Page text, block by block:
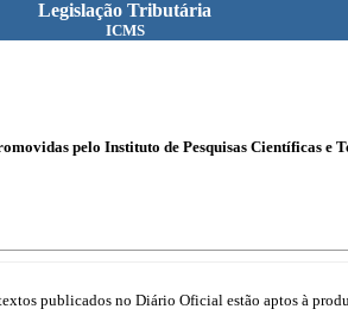
Legislação Tributária
ICMS
pelo Instituto de Pesquisas Científicas e
publicados no Diário Oficial estão aptos à